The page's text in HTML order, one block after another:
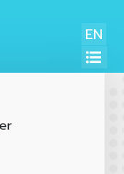
EN